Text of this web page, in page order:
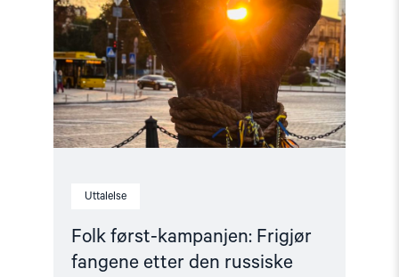
Uttalelse
Folk først-kampanjen: Frigjør
fangene etter den russiske
Frigjør
fangene
etter
den
russiske
invasjonen"